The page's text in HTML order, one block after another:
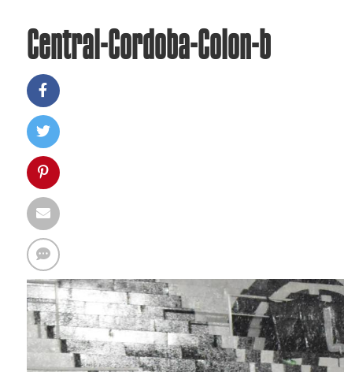
Central-Cordoba-Colon-b